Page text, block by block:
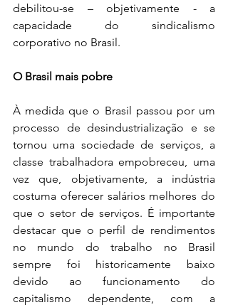
debilitou-se – objetivamente - a
capacidade do sindicalismo
corporativo no Brasil.
O Brasil mais pobre
À medida que o Brasil passou por um
processo de desindustrialização e se
tornou uma sociedade de serviços, a
classe trabalhadora empobreceu, uma
vez que, objetivamente, a indústria
costuma oferecer salários melhores do
que o setor de serviços. É importante
destacar que o perfil de rendimentos
no mundo do trabalho no Brasil
sempre foi historicamente baixo
devido ao funcionamento do
capitalismo dependente, com a